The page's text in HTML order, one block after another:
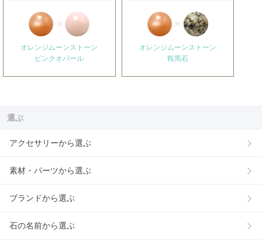
オレンジムーンストーン
ピンクオパール
オレンジムーンストーン
鞍馬石
選ぶ
アクセサリーから選ぶ
素材・パーツから選ぶ
ブランドから選ぶ
石の名前から選ぶ